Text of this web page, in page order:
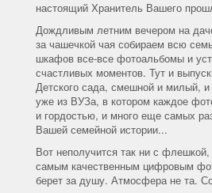
настоящий Хранитель Вашего
Дождливым летним вечером на
за чашечкой чая собираем всю
шкафов все-все фотоальбомы и
счастливых моментов. Тут и
Детского сада, смешной и милый,
уже из ВУЗа, в котором каждое
и гордостью, и много еще самых
Вашей семейной истории...
Вот неполучится так ни с
самым качественным цифровым
берет за душу. Атмосфера не та.